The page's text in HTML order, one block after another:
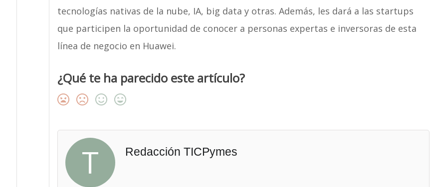
tecnologías nativas de la nube, IA, big data y otras. Además, les dará a las startups
que participen la oportunidad de conocer a personas expertas e inversoras de esta
línea de negocio en Huawei.
¿Qué te ha parecido este artículo?
T Redacción TICPymes